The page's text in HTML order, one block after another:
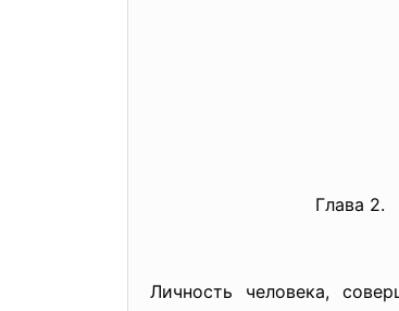
Глава 2.
Личность человека,